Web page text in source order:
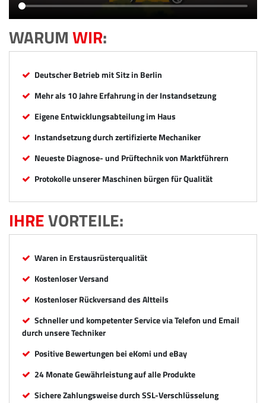
WARUMWIR:
Deutscher Betrieb mit Sitz in Berlin
Mehr als 10 Jahre Erfahrung in der Instandsetzung
Eigene Entwicklungsabteilung im Haus
Instandsetzung durch zertifizierte Mechaniker
Neueste Diagnose- und Prüftechnik von Marktführern
Protokolle unserer Maschinen bürgen für Qualität
IHREVORTEILE:
Waren in Erstausrüsterqualität
Kostenloser Versand
Kostenloser Rückversand des Altteils
Schneller und kompetenter Service via Telefon und Email
durch unsere Techniker
Positive Bewertungen bei eKomi und eBay
24 Monate Gewährleistung auf alle Produkte
Sichere Zahlungsweise durch SSL-Verschlüsselung